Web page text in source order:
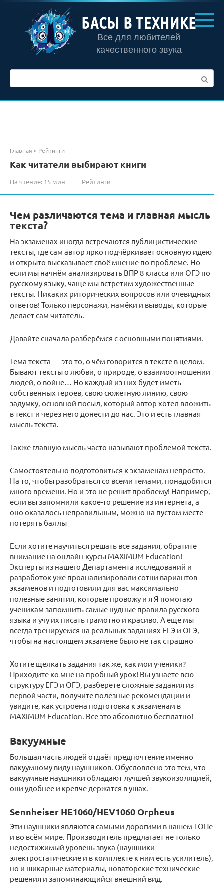
контенту
БАСЫ В ТЕХНИКЕ
Все для любителей
качественного звука
Главная » Рейтинги
Как читатели выбирают книги
На чтение: 15 мин Рейтинги
Чем различаются тема и главная мысль
текста?
На экзаменах иногда встречаются публицистические
тексты, где сам автор ярко подчёркивает основную идею
и открыто высказывает своё мнение по проблеме. Но
если мы начнём анализировать ВПР 8 класса или ОГЭ по
русскому языку, чаще мы встретим художественные
тексты. Никаких риторических вопросов или очевидных
ответов! Только персонажи, намёки и выводы, которые
делает сам читатель.
Давайте сначала разберёмся с основными понятиями.
Тема текста — это то, о чём говорится в тексте в целом.
Бывают тексты о любви, о природе, о взаимоотношении
людей, о войне… Но каждый из них будет иметь
собственных героев, свою сюжетную линию, свою
задумку, основной посыл, который автор хотел вложить
в текст и через него донести до нас. Это и есть главная
мысль текста.
Также главную мысль часто называют проблемой текста.
Самостоятельно подготовиться к экзаменам непросто.
На то, чтобы разобраться со всеми темами, понадобится
много времени. Но и это не решит проблему! Например,
если вы запомнили какое-то решение из интернета, а
оно оказалось неправильным, можно на пустом месте
потерять баллы
Если хотите научиться решать все задания, обратите
внимание на онлайн-курсы MAXIMUM Education!
Эксперты из нашего Департамента исследований и
разработок уже проанализировали сотни вариантов
экзаменов и подготовили для вас максимально
полезные занятия, которые провожу и я Я помогаю
ученикам запомнить самые нудные правила русского
языка и учу их писать грамотно и красиво. А еще мы
всегда тренируемся на реальных заданиях ЕГЭ и ОГЭ,
чтобы на настоящем экзамене было не так страшно
Хотите щелкать задания так же, как мои ученики?
Приходите ко мне на пробный урок! Вы узнаете всю
структуру ЕГЭ и ОГЭ, разберете сложные задания из
первой части, получите полезные рекомендации и
увидите, как устроена подготовка к экзаменам в
MAXIMUM Education. Все это абсолютно бесплатно!
Вакуумные
Большая часть людей отдаёт предпочтение именно
вакуумному виду наушников. Обусловлено это тем, что
вакуумные наушники обладают лучшей звукоизоляцией,
они удобнее и крепче держатся в ушах.
Sennheiser HE1060/HEV1060 Orpheus
Эти наушники являются самыми дорогими в нашем ТОПе
и во всём мире. Производитель предлагает не только
недостижимый уровень звука (наушники
электростатические и в комплекте к ним есть усилитель),
но и шикарные материалы, новаторские технические
решения и запоминающийся внешний вид.